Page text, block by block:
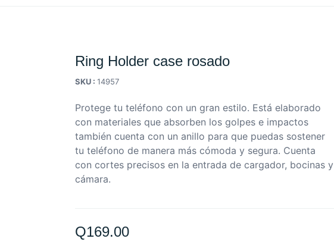
Ring Holder case rosado
SKU :14957
Protege tu teléfono con un gran estilo. Está elaborado
con materiales que absorben los golpes e impactos
también cuenta con un anillo para que puedas sostener
tu teléfono de manera más cómoda y segura. Cuenta
con cortes precisos en la entrada de cargador, bocinas y
cámara.
Q169.00